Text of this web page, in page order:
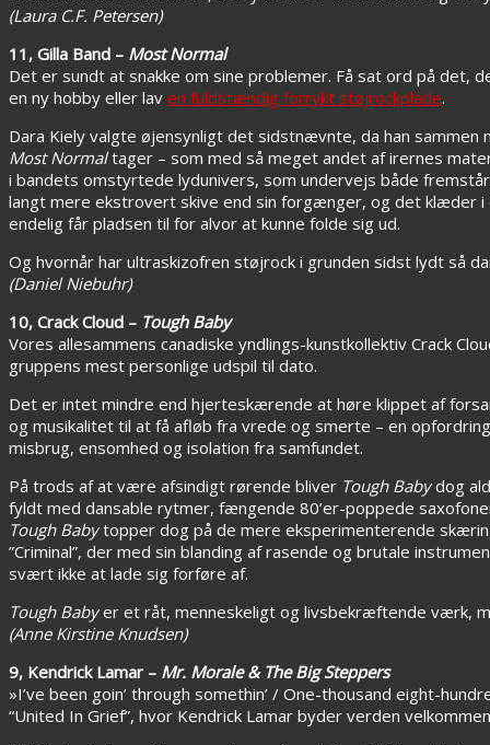
(Laura C.F. Petersen)
11, Gilla Band – Most Normal
Det er sundt at snakke om sine problemer. Få sat ord på
en ny hobby eller lav en fuldstændig forrykt støjrockplade.
Dara Kiely valgte øjensynligt det sidstnævnte, da han
Most Normaltager – som med så meget andet af irernes
i bandets omstyrtede lydunivers, som undervejs både
langt mere ekstrovert skive end sin forgænger, og det klæder
endelig får pladsen til for alvor at kunne folde sig ud.
Og hvornår har ultraskizofren støjrock i grunden sidst lydt så
(Daniel Niebuhr)
10, Crack Cloud – Tough Baby
Vores allesammens canadiske yndlings-kunstkollektiv Crack
gruppens mest personlige udspil til dato.
Det er intet mindre end hjerteskærende at høre klippet af
og musikalitet til at få afløb fra vrede og smerte – en
misbrug, ensomhed og isolation fra samfundet.
På trods af at være afsindigt rørende bliver Tough Babydog
fyldt med dansable rytmer, fængende 80’er-poppede
Tough Babytopper dog på de mere eksperimenterende
”Criminal”, der med sin blanding af rasende og brutale
svært ikke at lade sig forføre af.
Tough Babyer et råt, menneskeligt og livsbekræftende værk,
(Anne Kirstine Knudsen)
9, Kendrick Lamar – Mr. Morale & The Big Steppers
»I’ve been goin’ through somethin’ / One-thousand eight-
“United In Grief”, hvor Kendrick Lamar byder verden